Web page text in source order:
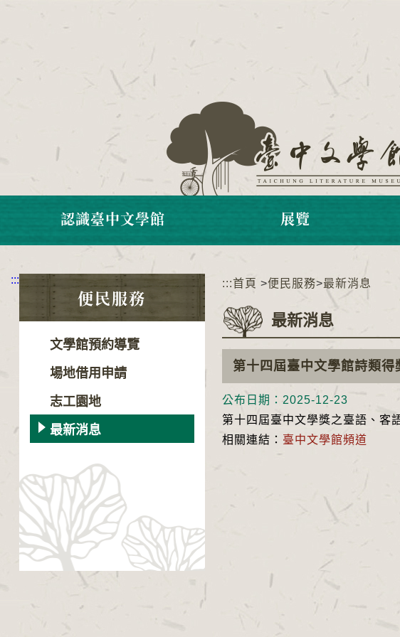
認識臺中文學館 展覽
:::
便民服務
文學館預約導覽
場地借用申請
志工園地
最新消息
:::首頁 >便民服務>最新消息
最新消息
第十四屆臺中文學館詩類得
公布日期：2025-12-23
第十四屆臺中文學獎之臺語、客
相關連結： 臺中文學館頻道